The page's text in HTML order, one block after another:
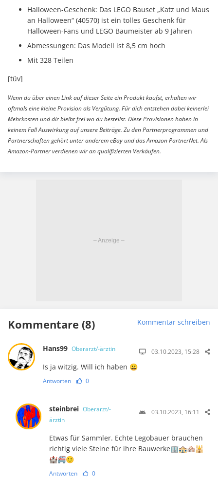
Halloween-Geschenk: Das LEGO Bauset „Katz und Maus
an Halloween“ (40570) ist ein tolles Geschenk für
Halloween-Fans und LEGO Baumeister ab 9 Jahren
Abmessungen: Das Modell ist 8,5 cm hoch
Mit 328 Teilen
[tüv]
Wenn du über einen Link auf dieser Seite ein Produkt kaufst, erhalten wir
oftmals eine kleine Provision als Vergütung. Für dich entstehen dabei keinerlei
Mehrkosten und dir bleibt frei wo du bestellst. Diese Provisionen haben in
keinem Fall Auswirkung auf unsere Beiträge. Zu den Partnerprogrammen und
Partnerschaften gehört unter anderem eBay und das Amazon PartnerNet. Als
Amazon-Partner verdienen wir an qualifizierten Verkäufen.
Kommentare (8) Kommentar schreiben
Hans99 Oberarzt/-ärztin 03.10.2023, 15:28
Is ja witzig. Will ich haben 😀
Antworten 0
steinbrei Oberarzt/-
ärztin
03.10.2023, 16:11
Etwas für Sammler. Echte Legobauer brauchen
richtig viele Steine für ihre Bauwerke🏢🏤🏘🕌
🏰🚝🙂
Antworten 0